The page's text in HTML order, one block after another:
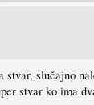
slučajno
stvar ko ima